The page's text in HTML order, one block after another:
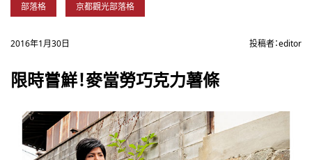
部落格 京都觀光部落格
2016年1月30日 投稿者：editor
限時嘗鮮！麥當勞巧克力薯條